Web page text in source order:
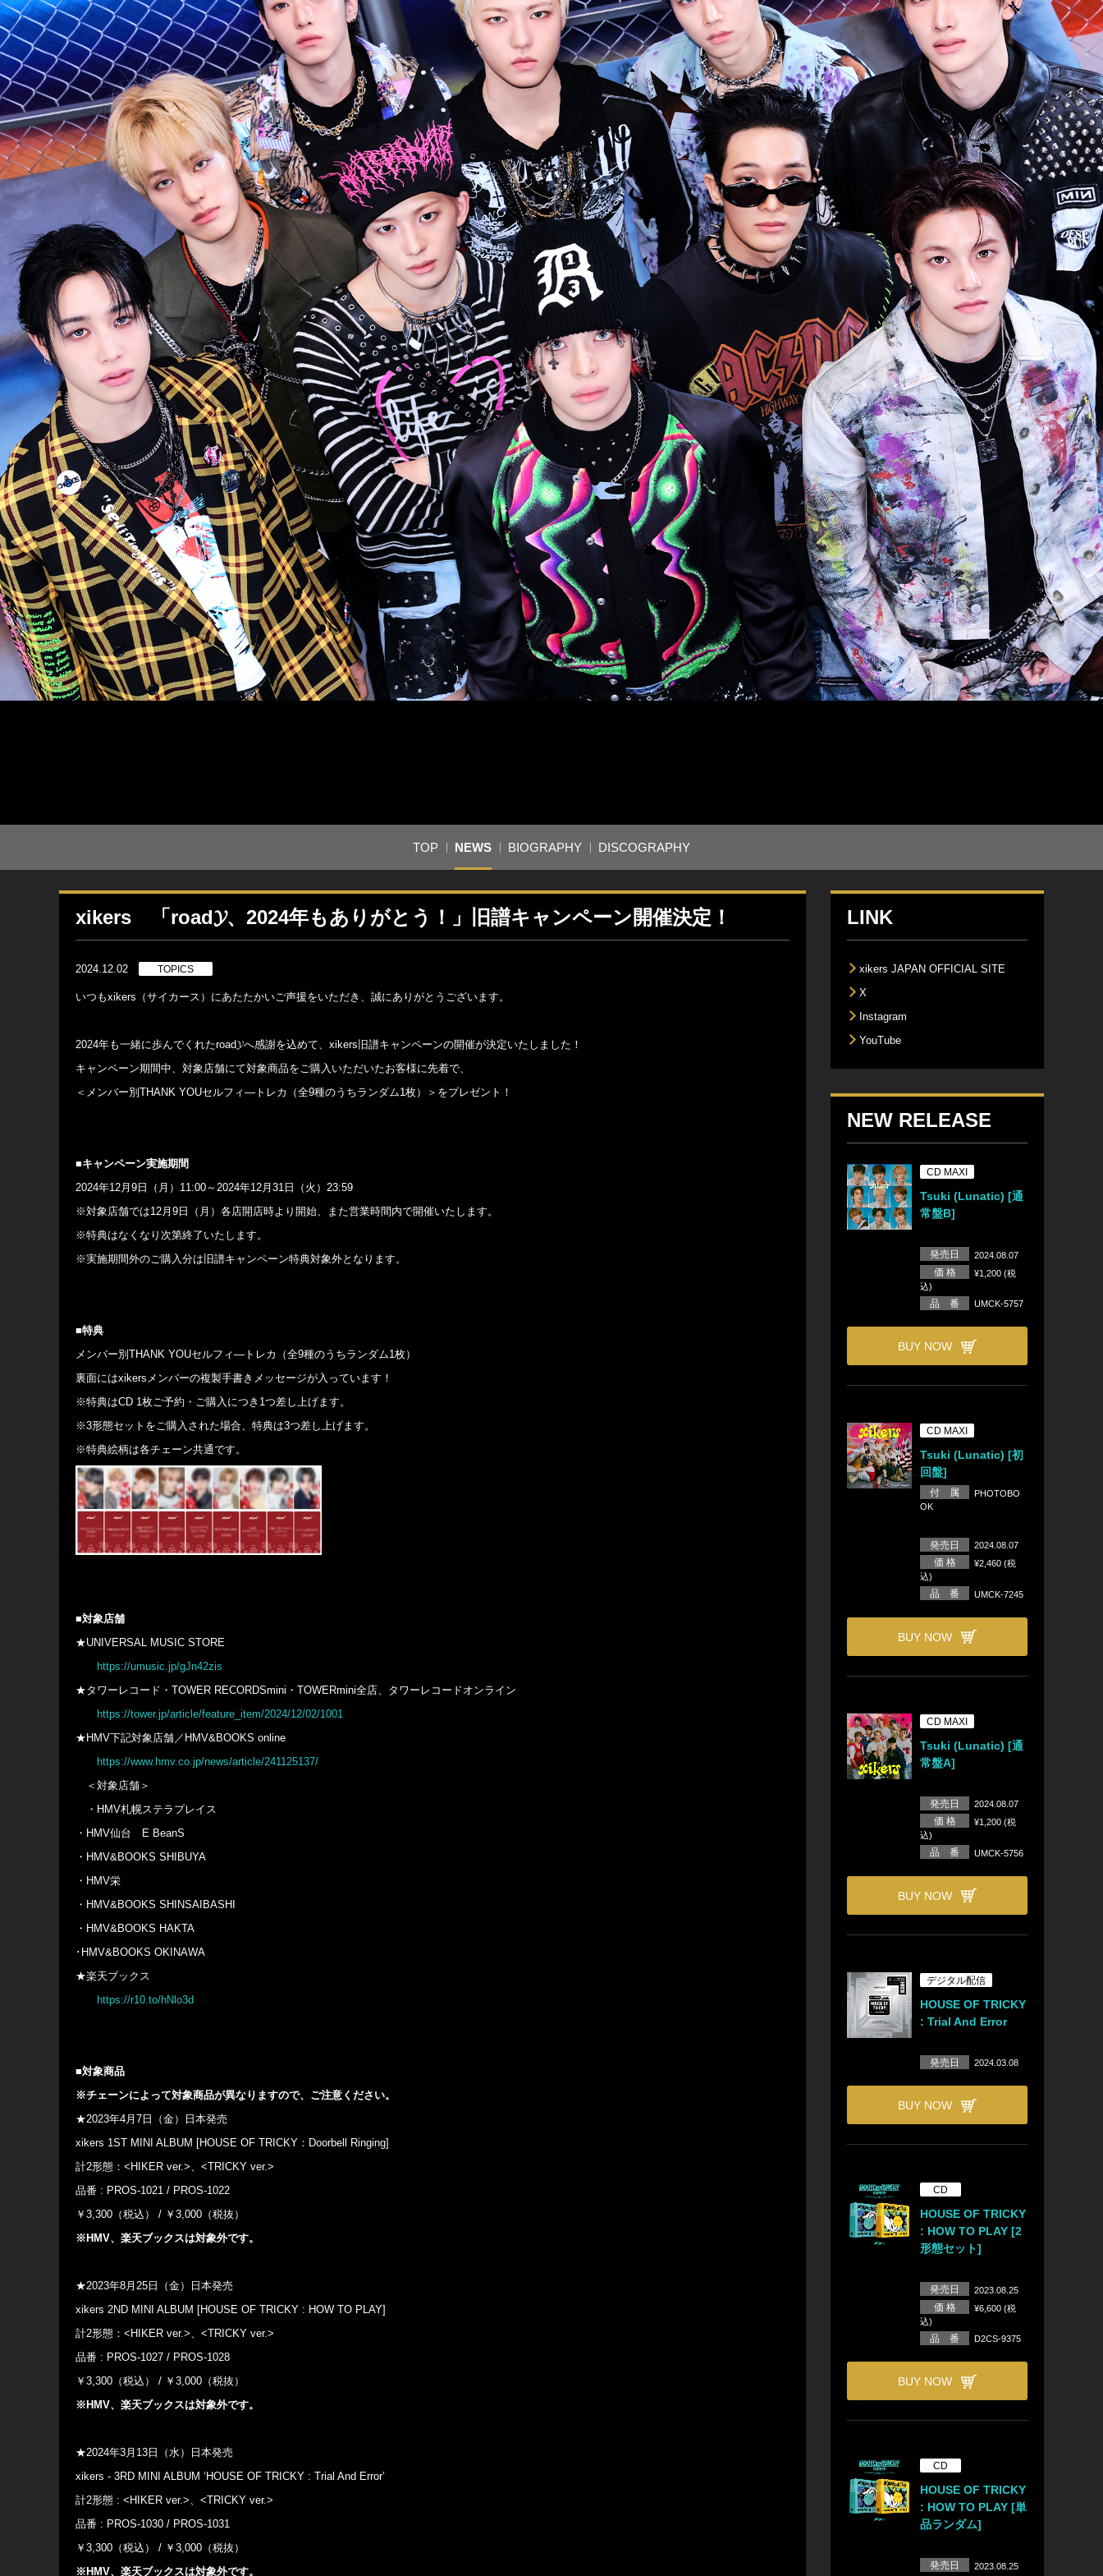
TOP NEWS BIOGRAPHY DISCOGRAPHY
xikers 「road𝓨、2024年もありがとう！」旧譜キャンペーン開催決定！
2024.12.02 TOPICS
いつもxikers（サイカース）にあたたかいご声援をいただき、誠にありがとうございます。
2024年も一緒に歩んでくれたroad𝓨へ感謝を込めて、xikers旧譜キャンペーンの開催が決定いたしました！
キャンペーン期間中、対象店舗にて対象商品をご購入いただいたお客様に先着で、
＜メンバー別THANK YOUセルフィ―トレカ（全9種のうちランダム1枚）＞をプレゼント！
■キャンペーン実施期間
2024年12月9日（月）11:00～2024年12月31日（火）23:59
※対象店舗では12月9日（月）各店開店時より開始、また営業時間内で開催いたします。
※特典はなくなり次第終了いたします。
※実施期間外のご購入分は旧譜キャンペーン特典対象外となります。
■特典
メンバー別THANK YOUセルフィ―トレカ（全9種のうちランダム1枚）
裏面にはxikersメンバーの複製手書きメッセージが入っています！
※特典はCD 1枚ご予約・ご購入につき1つ差し上げます。
※3形態セットをご購入された場合、特典は3つ差し上げます。
※特典絵柄は各チェーン共通です。
■対象店舗
★UNIVERSAL MUSIC STORE
https://umusic.jp/gJn42zis
★タワーレコード・TOWER RECORDSmini・TOWERmini全店、タワーレコードオンライン
https://tower.jp/article/feature_item/2024/12/02/1001
★HMV下記対象店舗／HMV&BOOKS online
https://www.hmv.co.jp/news/article/241125137/
＜対象店舗＞
・HMV札幌ステラプレイス
・HMV仙台 E BeanS
・HMV&BOOKS SHIBUYA
・HMV栄
・HMV&BOOKS SHINSAIBASHI
・HMV&BOOKS HAKTA
･HMV&BOOKS OKINAWA
★楽天ブックス
https://r10.to/hNlo3d
■対象商品
※チェーンによって対象商品が異なりますので、ご注意ください。
★2023年4月7日（金）日本発売
xikers 1ST MINI ALBUM [HOUSE OF TRICKY：Doorbell Ringing]
計2形態：<HIKER ver.>、<TRICKY ver.>
品番 : PROS-1021 / PROS-1022
￥3,300（税込） / ￥3,000（税抜）
※HMV、楽天ブックスは対象外です。
★2023年8月25日（金）日本発売
xikers 2ND MINI ALBUM [HOUSE OF TRICKY : HOW TO PLAY]
計2形態：<HIKER ver.>、<TRICKY ver.>
品番 : PROS-1027 / PROS-1028
￥3,300（税込） / ￥3,000（税抜）
※HMV、楽天ブックスは対象外です。
★2024年3月13日（水）日本発売
xikers - 3RD MINI ALBUM ‘HOUSE OF TRICKY : Trial And Error’
計2形態 : <HIKER ver.>、<TRICKY ver.>
品番 : PROS-1030 / PROS-1031
￥3,300（税込） / ￥3,000（税抜）
※HMV、楽天ブックスは対象外です。
LINK
xikers JAPAN OFFICIAL SITE
X
Instagram
YouTube
NEW RELEASE
CD MAXI
Tsuki (Lunatic) [通
常盤B]
発売日 2024.08.07
価 格
¥1,200 (税
込)
品 番 UMCK-5757
BUY NOW
CD MAXI
Tsuki (Lunatic) [初
回盤]
付 属
PHOTOBO
OK
発売日 2024.08.07
価 格
¥2,460 (税
込)
品 番 UMCK-7245
BUY NOW
CD MAXI
Tsuki (Lunatic) [通
常盤A]
発売日 2024.08.07
価 格
¥1,200 (税
込)
品 番 UMCK-5756
BUY NOW
デジタル配信
HOUSE OF TRICKY
: Trial And Error
発売日 2024.03.08
BUY NOW
CD
HOUSE OF TRICKY
: HOW TO PLAY [2
形態セット]
発売日 2023.08.25
価 格
¥6,600 (税
込)
品 番 D2CS-9375
BUY NOW
CD
HOUSE OF TRICKY
: HOW TO PLAY [単
品ランダム]
発売日 2023.08.25